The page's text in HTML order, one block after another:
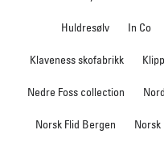
Huldresølv In Co
Klaveness skofabrikk
Nedre Foss collection
Norsk Flid Bergen Norsk